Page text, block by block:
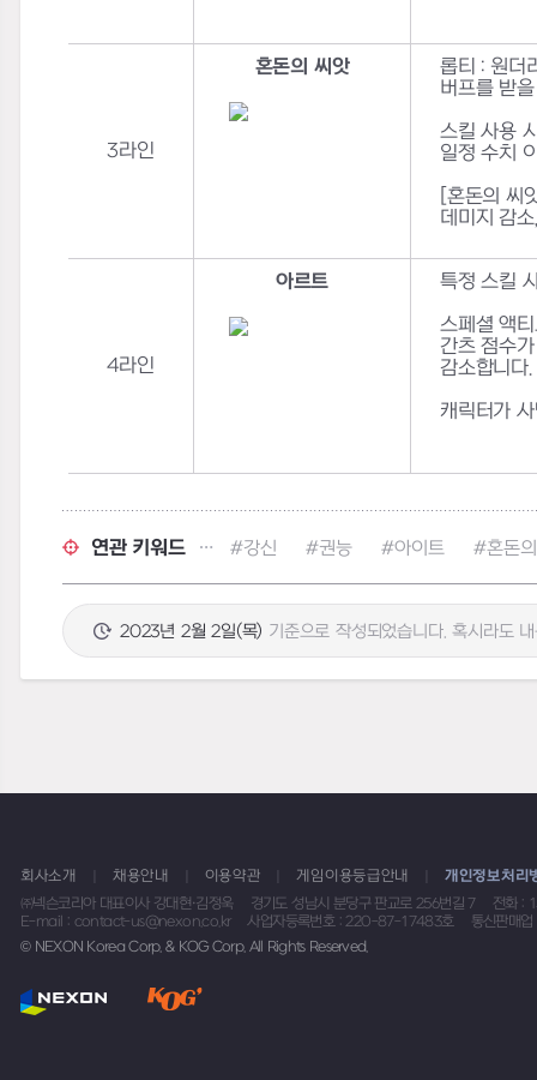
3라인
혼돈의 씨앗 롭티 : 원더
버프를 받
스킬 사용
일정 수치
혼돈의 씨
데미지 감소,
4라인
아르트
특정 스킬
스페셜 액
간츠 점수
감소합니다.
캐릭터가
연관 키워드 #강신 #권능 #아이트 #혼돈
2023년 2월 2일(목) 기준으로 작성되었습니다. 혹시라도
회사소개 채용안내 이용약관 게임이용등급안내
개인정보처리
㈜넥슨코리아 대표이사 강대현·김정욱
경기도 성남시 분당구 판교로 256번길 7
전화 :
E-mail : contact-us@nexon.co.kr
사업자등록번호 : 220-87-17483호
통신판매
© NEXON Korea Corp. & KOG Corp. All Rights Reserved.